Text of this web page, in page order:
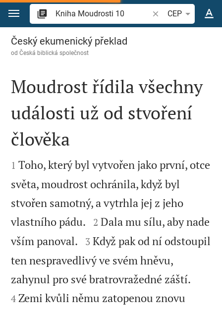
Přejít na obsah
Vyhledat biblický
CEP
Kniha Moudrosti 10
Český ekumenický překlad
odČeská biblická společnost

Moudrost řídila všechny
události už od stvoření
člověka

1 Toho, který byl vytvořen jako první, otce
světa, moudrost ochránila, když byl
stvořen samotný, a vytrhla jej z jeho
vlastního pádu. 

2 Dala mu sílu, aby nade
vším panoval. 

3 Když pak od ní odstoupil
ten nespravedlivý ve svém hněvu,
zahynul pro své bratrovražedné záští.
4 Zemi kvůli němu zatopenou znovu